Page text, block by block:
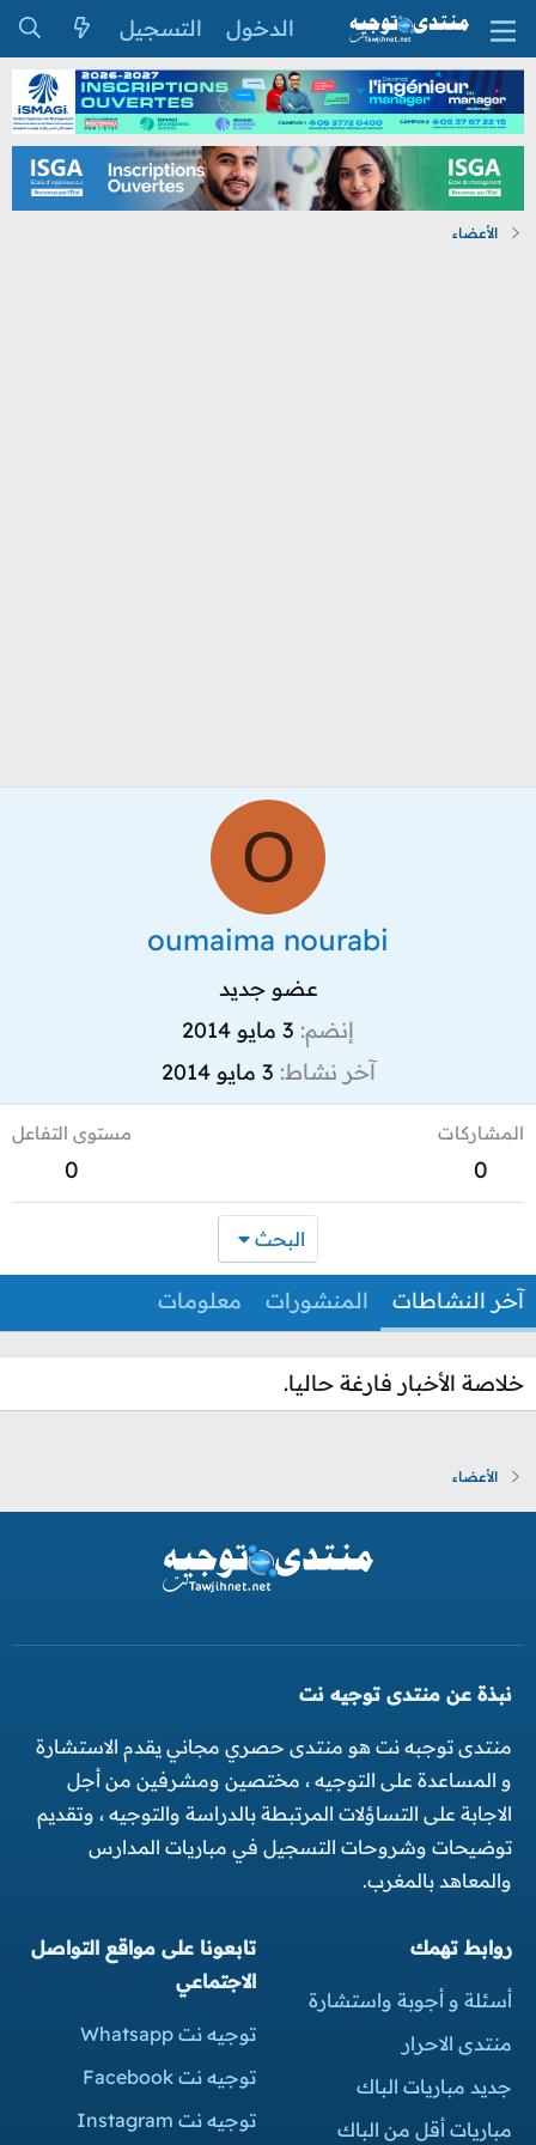
الدخول التسجيل
الأعضاء
O
oumaima nourabi
عضو جديد
إنضم 3 مايو 2014
آخر نشاط 3 مايو 2014
المشاركات
0
مستوى التفاعل
0
البحث
آخر النشاطات المنشورات معلومات
خلاصة الأخبار فارغة حاليا.
الأعضاء
نبذة عن منتدى توجيه نت
منتدى توجبه نت هو منتدى حصري مجاني يقدم الاستشارة
و المساعدة على التوجيه ، مختصين ومشرفين من أجل
الاجابة على التساؤلات المرتبطة بالدراسة والتوجيه ، وتقديم
توضيحات وشروحات التسجيل في مباريات المدارس
والمعاهد بالمغرب.
روابط تهمك
أسئلة و أجوبة واستشارة
منتدى الاحرار
جديد مباريات الباك
مباريات أقل من الباك
تابعونا على مواقع التواصل
الاجتماعي
توجيه نت Whatsapp
توجيه نت Facebook
توجيه نت Instagram